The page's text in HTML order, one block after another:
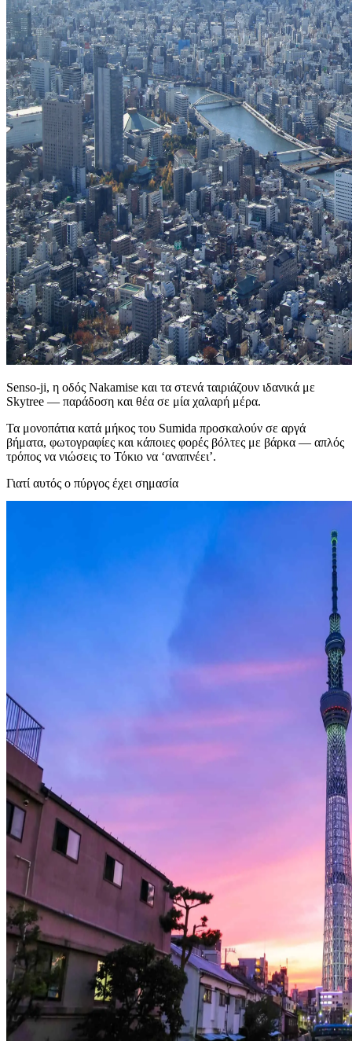
Senso‑ji, η οδός Nakamise και τα στενά ταιριάζουν ιδανικά με
Skytree — παράδοση και θέα σε μία χαλαρή μέρα.
Τα μονοπάτια κατά μήκος του Sumida προσκαλούν σε αργά
βήματα, φωτογραφίες και κάποιες φορές βόλτες με βάρκα — απλός
τρόπος να νιώσεις το Τόκιο να ‘αναπνέει’.
Γιατί αυτός ο πύργος έχει σημασία